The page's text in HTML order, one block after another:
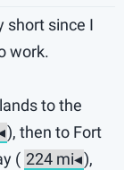
short since I
work.
to the
), then to Fort
(
),